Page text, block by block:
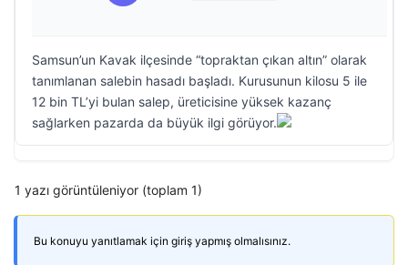
Samsun’un Kavak ilçesinde “topraktan çıkan altın” olarak
tanımlanan salebin hasadı başladı. Kurusunun kilosu 5 ile
12 bin TL’yi bulan salep, üreticisine yüksek kazanç
sağlarken pazarda da büyük ilgi görüyor.
1 yazı görüntüleniyor (toplam 1)
Bu konuyu yanıtlamak için giriş yapmış olmalısınız.